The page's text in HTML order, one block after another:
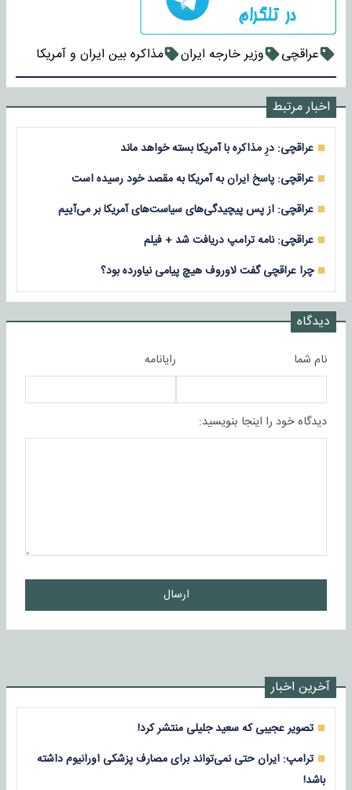
عراقچی وزیر خارجه ایران مذاکره بین ایران و آمریکا
اخبار مرتبط
عراقچی: درِ مذاکره با آمریکا بسته خواهد ماند
عراقچی: پاسخ ایران به آمریکا به مقصد خود رسیده است
عراقچی: از پس پیچیدگی‌های سیاست‌های آمریکا بر می‌آییم
عراقچی: نامه ترامپ دریافت شد + فیلم
چرا عراقچی گفت لاوروف هیچ پیامی نیاورده بود؟
دیدگاه
نام شما رایانامه
دیدگاه خود را اینجا بنویسید:
ارسال
آخرین اخبار
تصویر عجیبی که سعید جلیلی منتشر کرد!
ترامپ: ایران حتی نمی‌تواند برای مصارف پزشکی اورانیوم داشته
باشد!